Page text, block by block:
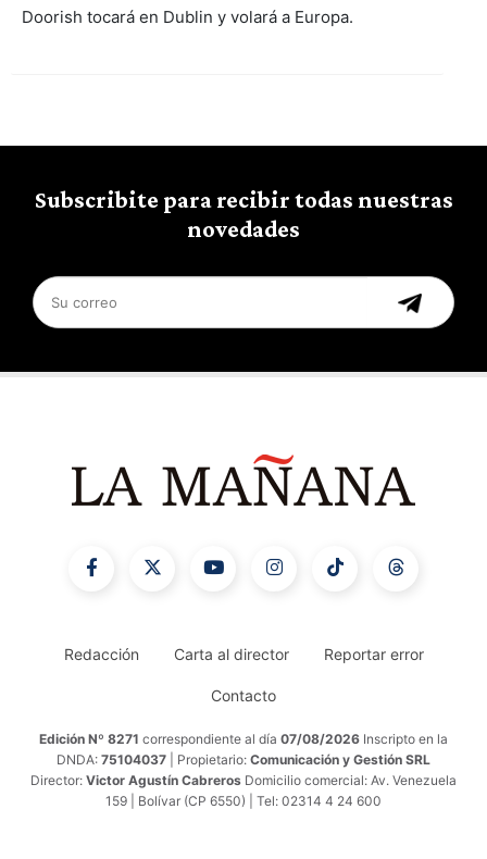
Doorish tocará en Dublin y volará a Europa.
Subscribite para recibir todas nuestras
novedades
Redacción Carta al director Reportar error
Contacto
Edición Nº 8271 correspondiente al día 07/08/2026 Inscripto en la
DNDA: 75104037 | Propietario: Comunicación y Gestión SRL
Director: Victor Agustín Cabreros Domicilio comercial: Av. Venezuela
159 | Bolívar (CP 6550) | Tel: 02314 4 24 600